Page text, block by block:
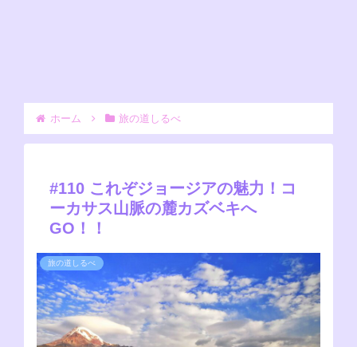
ホーム 旅の道しるべ
#110 これぞジョージアの魅力！コ
ーカサス山脈の麓カズベキへ
GO！！
旅の道しるべ